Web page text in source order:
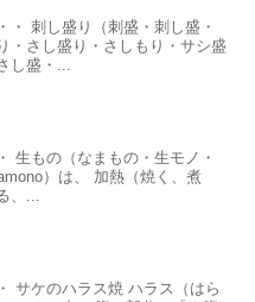
・ 刺し盛り（刺盛・刺し盛・
・さし盛り・さしもり・サシ盛
し盛・...
生もの（なまもの・生モノ・
）は、 加熱（焼く、煮
、...
サケのハラス焼 ハラス（はら